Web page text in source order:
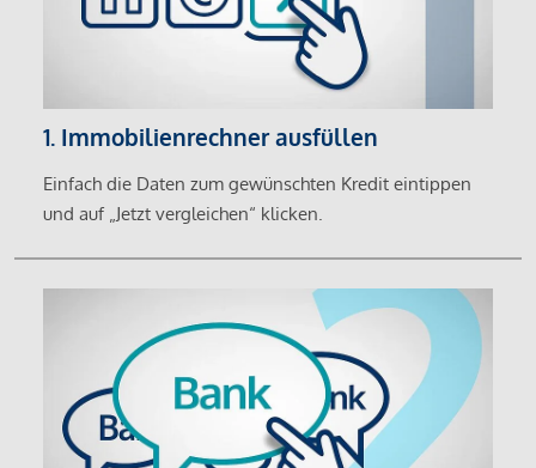
1. Immobilienrechner ausfüllen
Einfach die Daten zum gewünschten Kredit eintippen
und auf „Jetzt vergleichen“ klicken.